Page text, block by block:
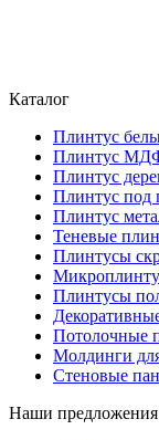
Каталог
Плинтус
Плинтус
Плинтус
Плинтус под
Плинтус
Теневые
Плинтусы
Плинтусы
Потолочные
Молдинги
Стеновые
Наши предложения